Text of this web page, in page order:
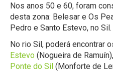
Nos anos 50 e 60, foram
desta zona: Belesar e Os
Pedro e Santo Estevo, no Sil.
No rio Sil, poderá encontrar
Estevo (Nogueira de Ramuín),
Ponte do Sil (Monforte de